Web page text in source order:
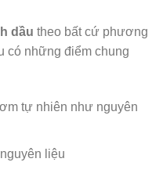
dầu theo bất cứ phương
có những điểm chung
tự nhiên như nguyên
liệu